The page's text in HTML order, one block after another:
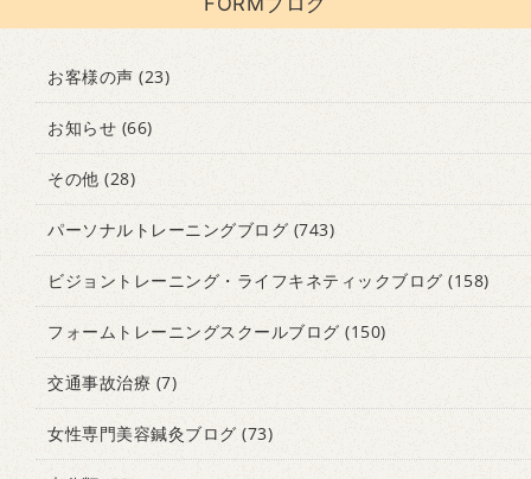
お客様の声 (23)
お知らせ (66)
その他 (28)
パーソナルトレーニングブログ (743)
ビジョントレーニング・ライフキネティックブログ (158)
フォームトレーニングスクールブログ (150)
交通事故治療 (7)
女性専門美容鍼灸ブログ (73)